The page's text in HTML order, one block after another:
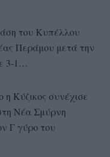
του Κυπέλλου
Περάμου μετά την
3-1…
Κύζικος συνέχισε
Νέα Σμύρνη
Γ γύρο του